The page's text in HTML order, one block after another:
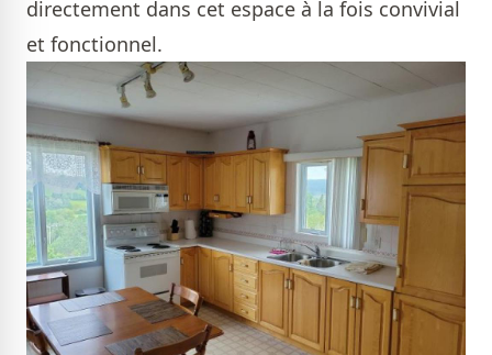
directement dans cet espace à la fois convivial
et fonctionnel.